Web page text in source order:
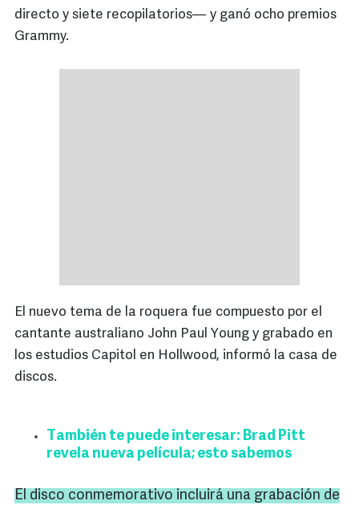
directo y siete recopilatorios— y ganó ocho premios
Grammy.
El nuevo tema de la roquera fue compuesto por el
cantante australiano John Paul Young y grabado en
los estudios Capitol en Hollwood, informó la casa de
discos.
También te puede interesar: Brad Pitt
revela nueva película; esto sabemos
El disco conmemorativo incluirá una grabación de